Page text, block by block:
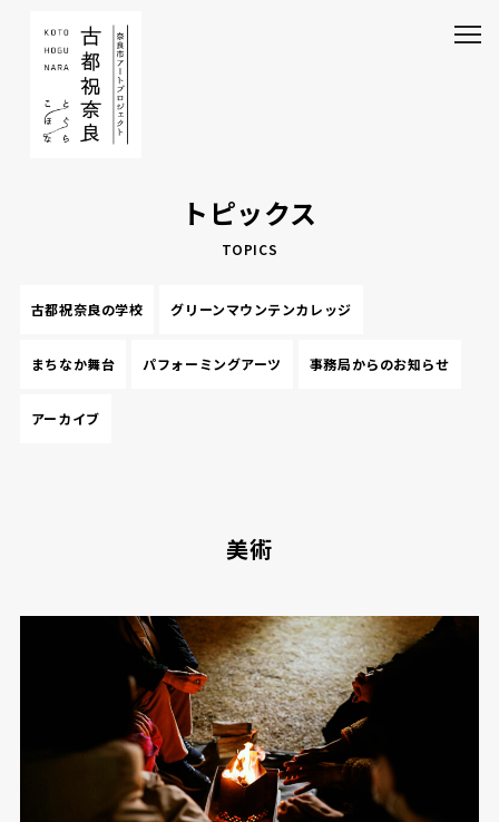
トピックス
TOPICS
古都祝奈良の学校 グリーンマウンテンカレッジ
まちなか舞台 パフォーミングアーツ 事務局からのお知らせ
アーカイブ
美術